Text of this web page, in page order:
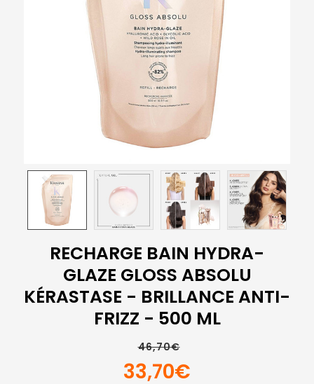
RECHARGE BAIN HYDRA-
GLAZE GLOSS ABSOLU
KÉRASTASE - BRILLANCE ANTI-
FRIZZ - 500 ML
46,70€
33,70€